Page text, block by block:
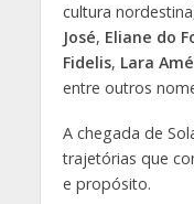
cultura
José, Eliane do
Fidelis, Lara
entre outros
A chegada de
trajetórias que
e propósito.